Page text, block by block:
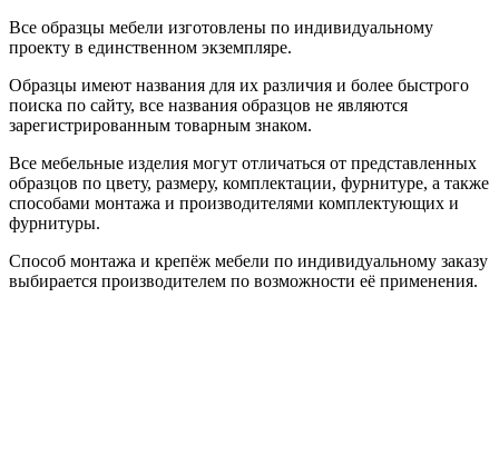
Все образцы мебели изготовлены по индивидуальному
проекту в единственном экземпляре.
Образцы имеют названия для их различия и более быстрого
поиска по сайту, все названия образцов не являются
зарегистрированным товарным знаком.
Все мебельные изделия могут отличаться от представленных
образцов по цвету, размеру, комплектации, фурнитуре, а также
способами монтажа и производителями комплектующих и
фурнитуры.
Способ монтажа и крепёж мебели по индивидуальному заказу
выбирается производителем по возможности её применения.